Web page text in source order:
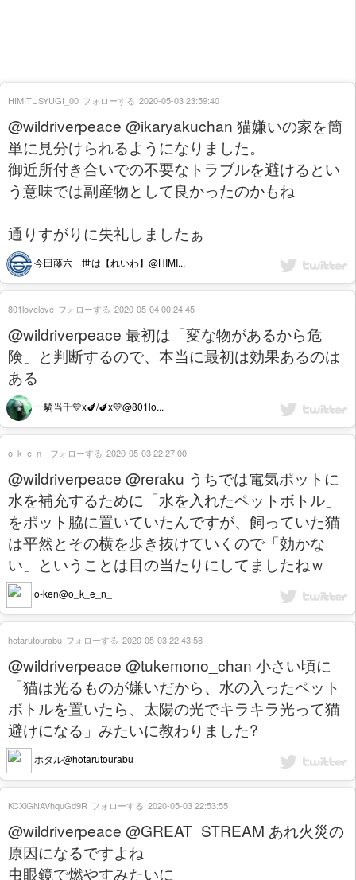
@wildriverpeace @ikaryakuchan 猫嫌いの家を簡
単に見分けられるようになりました。
御近所付き合いでの不要なトラブルを避けるとい
う意味では副産物として良かったのかもね
通りすがりに失礼しましたぁ
今田藤六 世は【れいわ】@HIMI...
HIMITUSYUGI_00 フォローする 2020-05-03 23:59:40
@wildriverpeace 最初は「変な物があるから危
険」と判断するので、本当に最初は効果あるのは
ある
一騎当千💛x🍆/🍆x💛@801lo...
801lovelove フォローする 2020-05-04 00:24:45
@wildriverpeace @reraku うちでは電気ポットに
水を補充するために「水を入れたペットボトル」
をポット脇に置いていたんですが、飼っていた猫
は平然とその横を歩き抜けていくので「効かな
い」ということは目の当たりにしてましたねｗ
o-ken@o_k_e_n_
o_k_e_n_ フォローする 2020-05-03 22:27:00
@wildriverpeace @tukemono_chan 小さい頃に
「猫は光るものが嫌いだから、水の入ったペット
ボトルを置いたら、太陽の光でキラキラ光って猫
避けになる」みたいに教わりました?
ホタル@hotarutourabu
hotarutourabu フォローする 2020-05-03 22:43:58
@wildriverpeace @GREAT_STREAM あれ火災の
原因になるですよね
虫眼鏡で燃やすみたいに
KCXlGNAVhquGd9R フォローする 2020-05-03 22:53:55